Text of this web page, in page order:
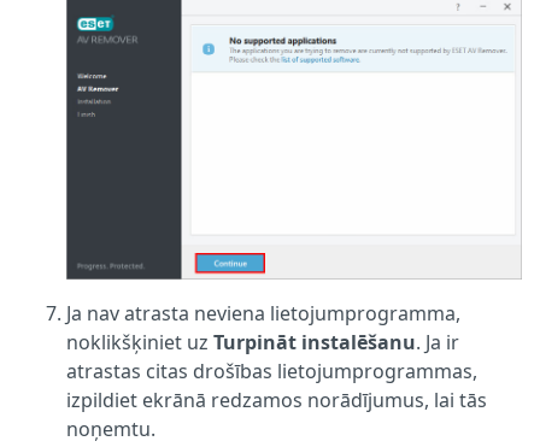
Ja nav atrasta neviena lietojumprogramma,
noklikšķiniet uz Turpināt instalēšanu. Ja ir
atrastas citas drošības lietojumprogrammas,
izpildiet ekrānā redzamos norādījumus, lai tās
noņemtu.